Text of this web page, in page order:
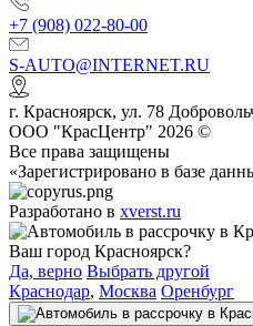
+7 (908) 022-80-00
S-AUTO@INTERNET.RU
г. Красноярск, ул. 78
ООО "КрасЦентр" 2026 ©
Все права защищены
«Зарегистрировано в базе
Разработано в xverst.ru
Ваш город Красноярск?
Да, верно Выбрать другой
Краснодар, Москва Оренбург